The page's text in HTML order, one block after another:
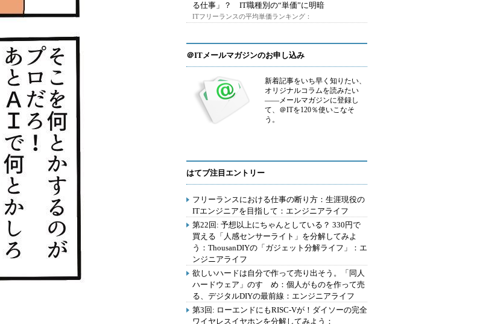
る仕事」？ IT職種別の“単価”に明暗
ITフリーランスの平均単価ランキング：
＠ITメールマガジンのお申し込み
新着記事をいち早く知りたい、
オリジナルコラムを読みたい
――メールマガジンに登録し
て、＠ITを120％使いこなそ
う。
はてブ注目エントリー
フリーランスにおける仕事の断り方：生涯現役の
ITエンジニアを目指して：エンジニアライフ
第22回: 予想以上にちゃんとしている？ 330円で
買える「人感センサーライト」を分解してみよ
う：ThousanDIYの「ガジェット分解ライフ」：エ
ンジニアライフ
欲しいハードは自分で作って売り出そう。「同人
ハードウェア」のすゝめ：個人がものを作って売
る、デジタルDIYの最前線：エンジニアライフ
第3回: ローエンドにもRISC-Vが！ダイソーの完全
ワイヤレスイヤホンを分解してみよう：